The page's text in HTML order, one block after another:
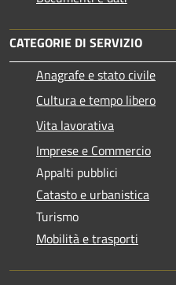
CATEGORIE DI SERVIZIO
Anagrafe e stato civile
Cultura e tempo libero
Vita lavorativa
Imprese e Commercio
Appalti pubblici
Catasto e urbanistica
Turismo
Mobilità e trasporti